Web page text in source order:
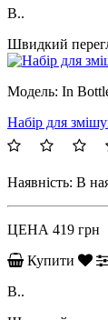
B..
Швидкий
Модель: In
Набір для
Наявність: В
ЦЕНА 419 грн
Купити
B..